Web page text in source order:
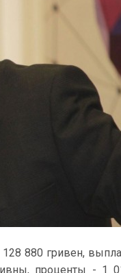
128 880 гривен,
проценты - 1